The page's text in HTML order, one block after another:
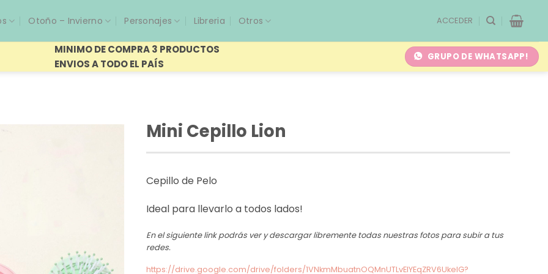
Otoño – Invierno Personajes Libreria Otros ACCEDER
MINIMO DE COMPRA 3 PRODUCTOS
ENVIOS A TODO EL PAÍS
GRUPO DE WHATSAPP!
Mini Cepillo Lion
Cepillo de Pelo
Ideal para llevarlo a todos lados!
En el siguiente link podrás ver y descargar libremente todas nuestras fotos para subir a tus
redes.
https://drive.google.com/drive/folders/1VNkmMbuatnOQMnUTLvEIYEqZRV6UkelG?